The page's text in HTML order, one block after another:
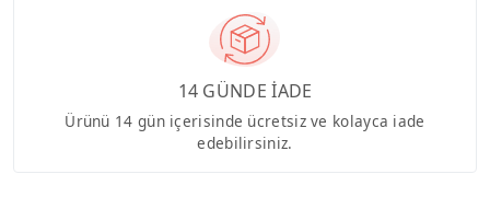
14 GÜNDE İADE
Ürünü 14 gün içerisinde ücretsiz ve kolayca iade
edebilirsiniz.